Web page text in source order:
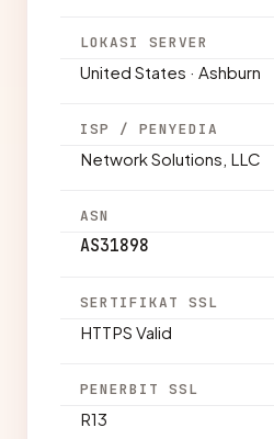
LOKASI SERVER
United States · Ashburn
ISP / PENYEDIA
Network Solutions, LLC
ASN
AS31898
SERTIFIKAT SSL
HTTPS Valid
PENERBIT SSL
R13